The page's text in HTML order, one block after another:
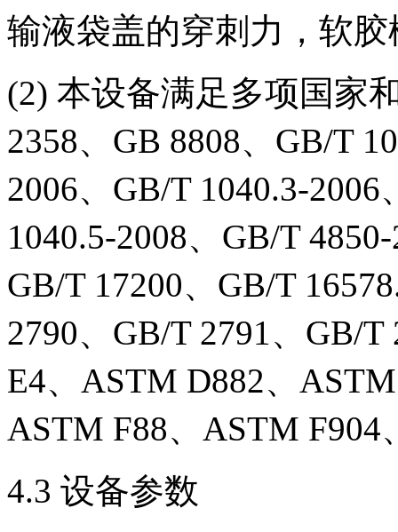
输液袋盖的穿刺力，软
(2) 本设备满足多项国家
2358、GB 8808、GB/T
2006、GB/T 1040.3-
1040.5-2008、GB/T
GB/T 17200、GB/T
2790、GB/T 2791、GB/
E4、ASTM D882、
ASTM F88、ASTM F904
4.3 设备参数